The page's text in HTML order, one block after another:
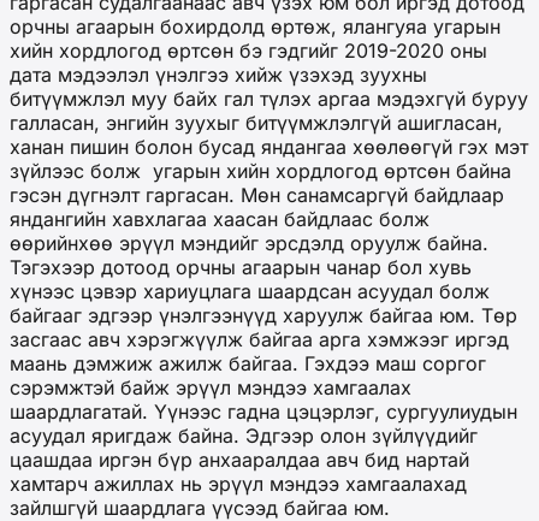
орчны агаарын бохирдолд өртөж, ялангуяа угарын
хийн хордлогод өртсөн бэ гэдгийг 2019-2020 оны
дата мэдээлэл үнэлгээ хийж үзэхэд зуухны
битүүмжлэл муу байх гал түлэх аргаа мэдэхгүй буруу
галласан, энгийн зуухыг битүүмжлэлгүй ашигласан,
ханан пишин болон бусад яндангаа хөөлөөгүй гэх мэт
зүйлээс болж угарын хийн хордлогод өртсөн байна
гэсэн дүгнэлт гаргасан. Мөн санамсаргүй байдлаар
яндангийн хавхлагаа хаасан байдлаас болж
өөрийнхөө эрүүл мэндийг эрсдэлд оруулж байна.
Тэгэхээр дотоод орчны агаарын чанар бол хувь
хүнээс цэвэр хариуцлага шаардсан асуудал болж
байгааг эдгээр үнэлгээнүүд харуулж байгаа юм. Төр
засгаас авч хэрэгжүүлж байгаа арга хэмжээг иргэд
маань дэмжиж ажилж байгаа. Гэхдээ маш соргог
сэрэмжтэй байж эрүүл мэндээ хамгаалах
шаардлагатай. Үүнээс гадна цэцэрлэг, сургуулиудын
асуудал яригдаж байна. Эдгээр олон зүйлүүдийг
цаашдаа иргэн бүр анхааралдаа авч бид нартай
хамтарч ажиллах нь эрүүл мэндээ хамгаалахад
зайлшгүй шаардлага үүсээд байгаа юм.